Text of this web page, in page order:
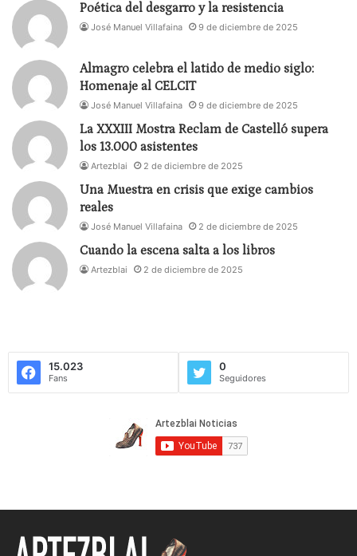
Poética del desgarro y la resistencia
José Manuel Villafaina 9 de diciembre de 2025
Almagro celebra el latido de medio siglo:
Homenaje al CELCIT
José Manuel Villafaina 9 de diciembre de 2025
La XXXIII Mostra Reclam de Castelló supera
los 13.000 asistentes
Artezblai 2 de diciembre de 2025
Una Muestra en crisis que exige cambios
reales
José Manuel Villafaina 2 de diciembre de 2025
Cuando la escena salta a los libros
Artezblai 2 de diciembre de 2025
15.023
Fans
0
Seguidores